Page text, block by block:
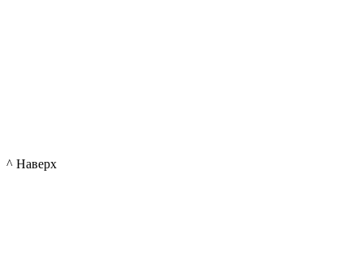
^ Наверх